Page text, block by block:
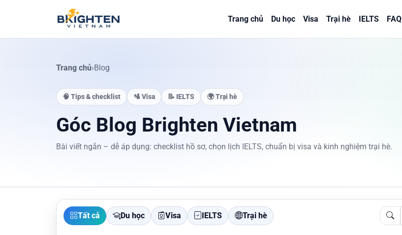
Trang chủ
Du học Visa Trại hè IELTS FAQ
Trang chủ› Blog
🧠 Tips & checklist 🛂 Visa 📝 IELTS 🌍 Trại hè
Góc Blog Brighten Vietnam
Bài viết ngắn – dễ áp dụng: checklist hồ sơ, chọn lịch IELTS, chuẩn bị visa và kinh nghiệm trại hè.
Tất cả Du học Visa IELTS Trại hè